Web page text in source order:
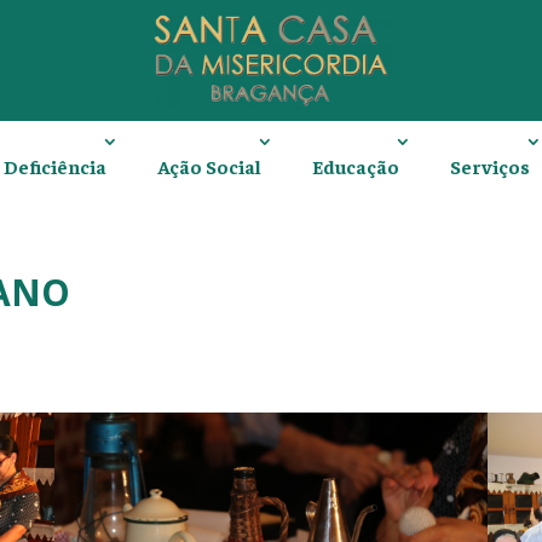
Deficiência Ação Social Educação Serviços